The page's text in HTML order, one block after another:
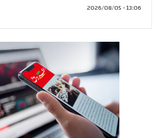
13:06 - 2026/08/05